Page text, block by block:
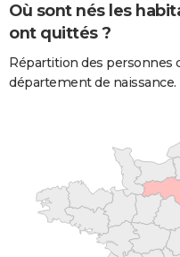
Où sont nés les
ont quittés ?
Répartition des personnes
département de naissance.